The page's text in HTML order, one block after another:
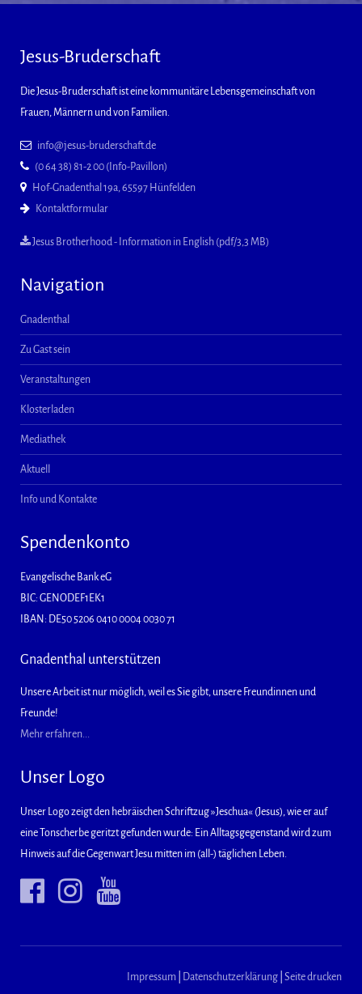
Jesus-Bruderschaft
Die Jesus-Bruderschaft ist eine kommunitäre Lebensgemeinschaft von
Frauen, Männern und von Familien.
info@jesus-bruderschaft.de
(0 64 38) 81-2 00 (Info-Pavillon)
Hof-Gnadenthal 19a, 65597 Hünfelden
Kontaktformular
Jesus Brotherhood - Information in English (pdf/3,3 MB)
Navigation
Gnadenthal
Zu Gast sein
Veranstaltungen
Klosterladen
Mediathek
Aktuell
Info und Kontakte
Spendenkonto
Evangelische Bank eG
BIC: GENODEF1EK1
IBAN: DE50 5206 0410 0004 0030 71
Gnadenthal unterstützen
Unsere Arbeit ist nur möglich, weil es Sie gibt, unsere Freundinnen und
Freunde!
Mehr erfahren...
Unser Logo
Unser Logo zeigt den hebräischen Schriftzug »Jeschua« (Jesus), wie er auf
eine Tonscherbe geritzt gefunden wurde: Ein Alltagsgegenstand wird zum
Hinweis auf die Gegenwart Jesu mitten im (all-) täglichen Leben.
Impressum Datenschutzerklärung Seite drucken